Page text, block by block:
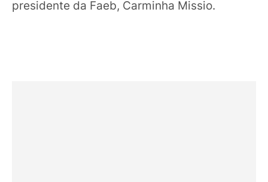
presidente da Faeb, Carminha Missio.